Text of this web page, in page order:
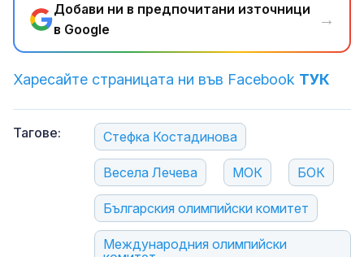
Добави ни в предпочитани източници
в Google
→
Харесайте страницата ни във Facebook ТУК
Тагове: Стефка Костадинова
Весела Лечева МОК БОК
Българския олимпийски комитет
Международния олимпийски